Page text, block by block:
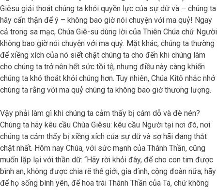
Giêsu giải thoát chúng ta khỏi quyền lực của sự dữ và – chúng ta
hãy cẩn thận để ý – không bao giờ nói chuyện với ma quỷ! Ngay
cả trong sa mạc, Chúa Giê-su dùng lời của Thiên Chúa chứ Người
không bao giờ nói chuyện với ma quỷ. Mặt khác, chúng ta thường
để xiềng xích của nó siết chặt chúng ta cho đến khi chúng làm
cho chúng ta trở nên hết sức tồi tệ, nhưng điều này càng khiến
chúng ta khó thoát khỏi chúng hơn. Tuy nhiên, Chúa Kitô nhắc nhở
chúng ta rằng với ma quỷ chúng ta không bao giờ thương lượng.
Vậy phải làm gì khi chúng ta cảm thấy bị cám dỗ và đè nén?
Chúng ta hãy kêu cầu Chúa Giêsu: kêu cầu Người tại nơi đó, nơi
chúng ta cảm thấy bị xiềng xích của sự dữ và sợ hãi đang thắt
chặt nhất. Hôm nay Chúa, với sức mạnh của Thánh Thần, cũng
muốn lặp lại với thần dữ: “Hãy rời khỏi đây, để cho con tim được
bình an, không được chia rẽ thế giới, gia đình, cộng đoàn nữa; hãy
để họ sống bình yên, để hoa trái Thánh Thần của Ta, chứ không